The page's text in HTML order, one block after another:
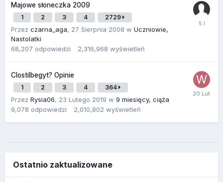
Majowe słoneczka 2009
1 2 3 4 2729
Przez czarna_aga, 27 Sierpnia 2008 w Uczniowie,
Nastolatki
68,207 odpowiedzi 2,316,968 wyświetleń
Clostilbegyt? Opinie
1 2 3 4 364
Przez Rysia06, 23 Lutego 2019 w 9 miesięcy, ciąża
9,078 odpowiedzi 2,010,802 wyświetleń
Ostatnio zaktualizowane